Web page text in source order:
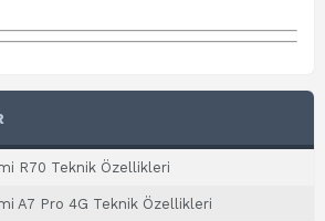
R70 Teknik Özellikleri
A7 Pro 4G Teknik Özellikleri